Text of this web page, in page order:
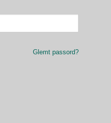
Glemt passord?